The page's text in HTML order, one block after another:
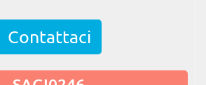
Contattaci